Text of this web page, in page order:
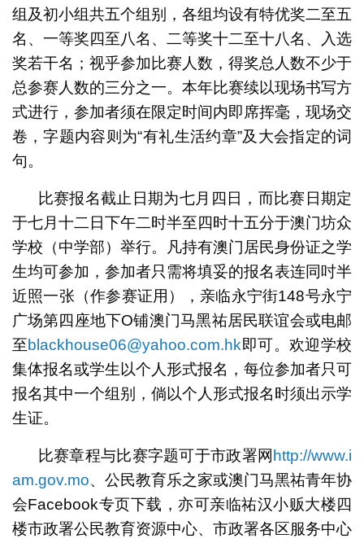
组及初小组共五个组别，各组均设有特优奖二至五
名、一等奖四至八名、二等奖十二至十八名、入选
奖若干名；视乎参加比赛人数，得奖总人数不少于
总参赛人数的三分之一。本年比赛续以现场书写方
式进行，参加者须在限定时间内即席挥毫，现场交
卷，字题内容则为“有礼生活约章”及大会指定的词
句。
比赛报名截止日期为七月四日，而比赛日期定
于七月十二日下午二时半至四时十五分于澳门坊众
学校（中学部）举行。凡持有澳门居民身份证之学
生均可参加，参加者只需将填妥的报名表连同吋半
近照一张（作参赛证用），亲临永宁街148号永宁
广场第四座地下O铺澳门马黑祐居民联谊会或电邮
至blackhouse06@yahoo.com.hk即可。欢迎学校
集体报名或学生以个人形式报名，每位参加者只可
报名其中一个组别，倘以个人形式报名时须出示学
生证。
比赛章程与比赛字题可于市政署网http://www.i
am.gov.mo、公民教育乐之家或澳门马黑祐青年协
会Facebook专页下载，亦可亲临祐汉小贩大楼四
楼市政署公民教育资源中心、市政署各区服务中心